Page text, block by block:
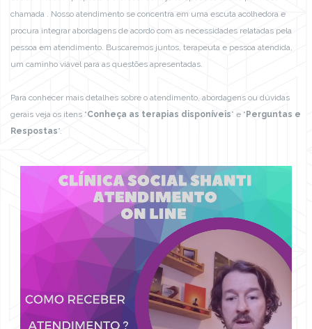
chamada . Nosso atendimento se concentra em uma escuta acolhedora e
procura integrar abordagens de acordo com as necessidades relatadas pela
pessoa em atendimento. Buscaremos juntos, terapeuta e pessoa atendida,
um caminho viável para as questões apresentadas.
Para conhecer mais detalhes sobre o atendimento, abordagens ou dúvidas
gerais veja os itens “Conheça as terapias disponíveis” e “ Perguntas e
Respostas”.